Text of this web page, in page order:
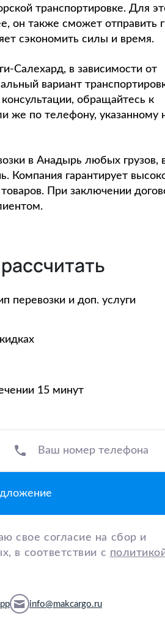
транспортировке. Для
он также сможет отправить
сэкономить силы и время.
Салехард, в зависимости от
вариант
обращайтесь к
же по телефону, указанному
в Анадырь любых грузов,
Компания гарантирует
При заключении
перевозки и доп. услуги
15 минут
Ваш номер телефона
свое согласие на сбор и
в соответствии с
info@makcargo.ru